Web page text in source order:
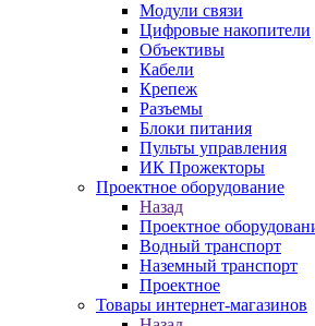
Модули связи
Цифровые накопители
Объективы
Кабели
Крепеж
Разъемы
Блоки питания
Пульты управления
ИК Прожекторы
Проектное оборудование
Назад
Проектное
Водный транспорт
Наземный транспорт
Проектное
Товары интернет-магазинов